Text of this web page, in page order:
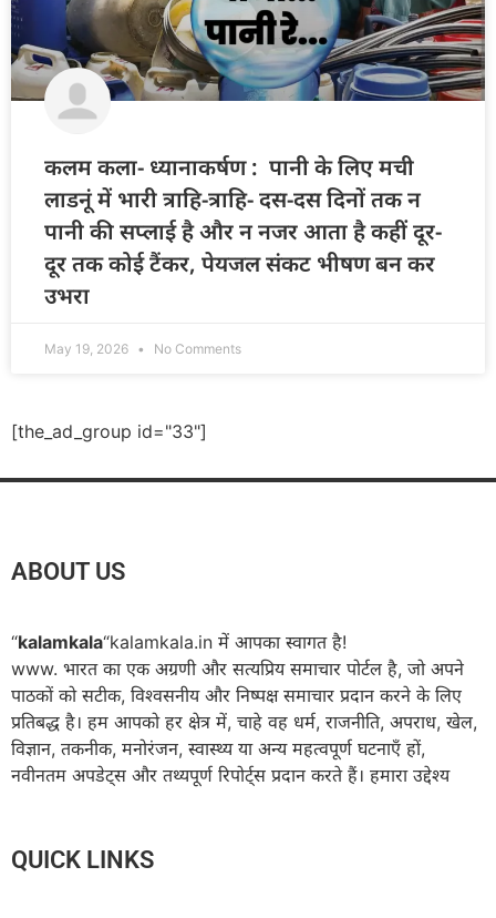
कलम कला- ध्यानाकर्षण : पानी के लिए मची
लाडनूं में भारी त्राहि-त्राहि- दस-दस दिनों तक न
पानी की सप्लाई है और न नजर आता है कहीं दूर-
दूर तक कोई टैंकर, पेयजल संकट भीषण बन कर
उभरा
May 19, 2026 No Comments
[the_ad_group id="33"]
ABOUT US
“kalamkala“kalamkala.in में आपका स्वागत है!
www. भारत का एक अग्रणी और सत्यप्रिय समाचार पोर्टल है, जो अपने
पाठकों को सटीक, विश्वसनीय और निष्पक्ष समाचार प्रदान करने के लिए
प्रतिबद्ध है। हम आपको हर क्षेत्र में, चाहे वह धर्म, राजनीति, अपराध, खेल,
विज्ञान, तकनीक, मनोरंजन, स्वास्थ्य या अन्य महत्वपूर्ण घटनाएँ हों,
नवीनतम अपडेट्स और तथ्यपूर्ण रिपोर्ट्स प्रदान करते हैं। हमारा उद्देश्य
QUICK LINKS